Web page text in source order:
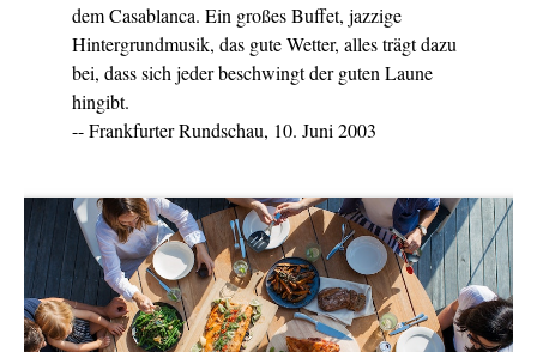
dem Casablanca. Ein großes Buffet, jazzige
Hintergrundmusik, das gute Wetter, alles trägt dazu
bei, dass sich jeder beschwingt der guten Laune
hingibt.
-- Frankfurter Rundschau, 10. Juni 2003